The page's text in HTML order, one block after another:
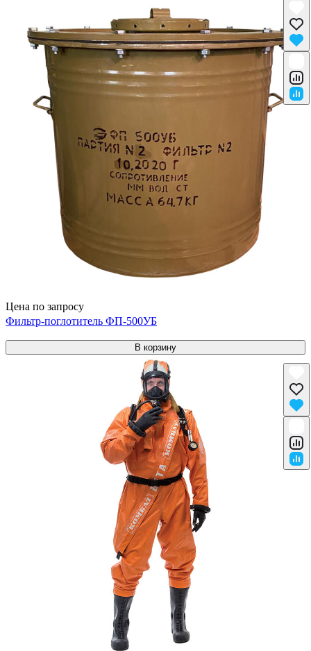
Цена по запросу
Фильтр-поглотитель ФП-500УБ
В корзину